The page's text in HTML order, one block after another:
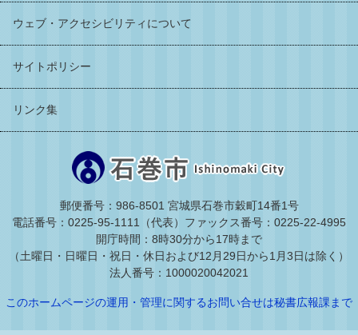
ウェブ・アクセシビリティについて
サイトポリシー
リンク集
郵便番号：986-8501 宮城県石巻市穀町14番1号
電話番号：0225-95-1111（代表） ファックス番号：0225-22-4995
開庁時間：8時30分から17時まで
（土曜日・日曜日・祝日・休日および12月29日から1月3日は除く）
法人番号：1000020042021
このホームページの運用・管理に関するお問い合せは秘書広報課まで